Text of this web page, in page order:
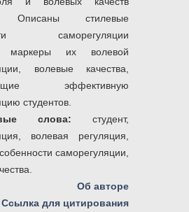
Описаны стилевые
саморегуляции
маркеры их волевой
волевые качества,
эффективную
студентов.
слова: студент,
волевая регуляция,
саморегуляции,
Об авторе
Ссылка для цитирования